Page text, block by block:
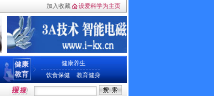
加入收藏 设爱科学为主页
健康
教育
健康养生
饮食保健
教育健身